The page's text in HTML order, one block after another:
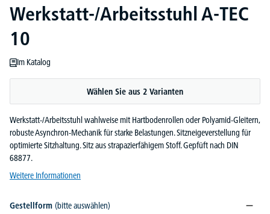
Werkstatt-/Arbeitsstuhl A-TEC
10
Im Katalog
Wählen Sie aus 2 Varianten
Werkstatt-/Arbeitsstuhl wahlweise mit Hartbodenrollen oder Polyamid-Gleitern,
robuste Asynchron-Mechanik für starke Belastungen. Sitzneigeverstellung für
optimierte Sitzhaltung. Sitz aus strapazierfähigem Stoff. Gepfüft nach DIN
68877.
Weitere Informationen
Gestellform (bitte auswählen)